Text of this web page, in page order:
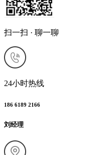
扫一扫 · 聊一聊
24小时热线
186 6189 2166
刘经理